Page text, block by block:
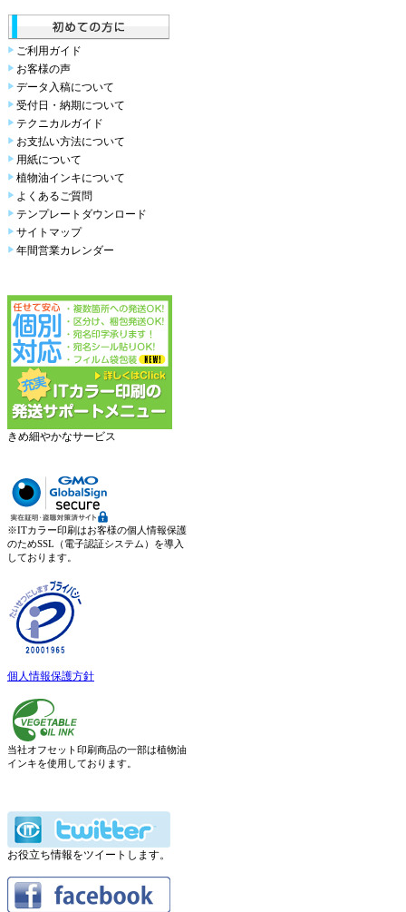
ご利用ガイド
お客様の声
データ入稿について
受付日・納期について
テクニカルガイド
お支払い方法について
用紙について
植物油インキについて
よくあるご質問
テンプレートダウンロード
サイトマップ
年間営業カレンダー
きめ細やかなサービス
※ITカラー印刷はお客様の個人情報保護
のためSSL（電子認証システム）を導入
しております。
個人情報保護方針
当社オフセット印刷商品の一部は植物油
インキを使用しております。
お役立ち情報をツイートします。